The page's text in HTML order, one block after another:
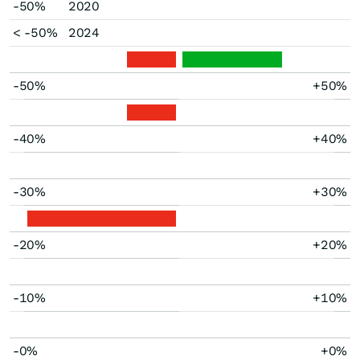
-50%
2020
< -50%
2024
-50% +50%
-40% +40%
-30% +30%
-20% +20%
-10% +10%
-0% +0%